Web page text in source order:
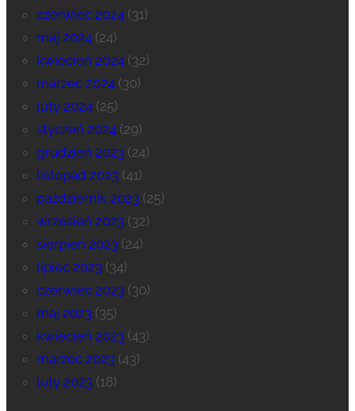
czerwiec 2024(31)
maj 2024(24)
kwiecień 2024(32)
marzec 2024(30)
luty 2024(25)
styczeń 2024(29)
grudzień 2023 (24)
listopad 2023 (41)
październik 2023 (25)
wrzesień 2023 (32)
sierpień 2023 (24)
lipiec 2023 (34)
czerwiec 2023 (30)
maj 2023 (35)
kwiecień 2023 (43)
marzec 2023 (43)
luty 2023 (18)